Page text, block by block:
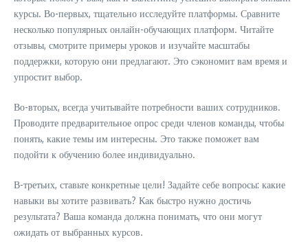
курсы. Во-первых, тщательно исследуйте платформы. Сравните
несколько популярных онлайн-обучающих платформ. Читайте
отзывы, смотрите примеры уроков и изучайте масштабы
поддержки, которую они предлагают. Это сэкономит вам время и
упростит выбор.
Во-вторых, всегда учитывайте потребности ваших сотрудников.
Проводите предварительное опрос среди членов команды, чтобы
понять, какие темы им интересны. Это также поможет вам
подойти к обучению более индивидуально.
В-третьих, ставьте конкретные цели! Задайте себе вопросы: какие
навыки вы хотите развивать? Как быстро нужно достичь
результата? Ваша команда должна понимать, что они могут
ожидать от выбранных курсов.